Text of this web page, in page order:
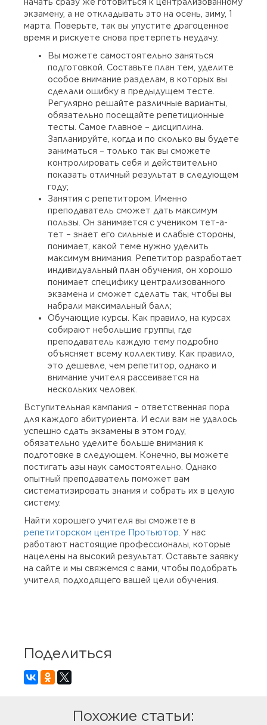
экзамену, а не откладывать это на осень, зиму, 1
марта. Поверьте, так вы упустите драгоценное
время и рискуете снова претерпеть неудачу.
Вы можете самостоятельно заняться
подготовкой. Составьте план тем, уделите
особое внимание разделам, в которых вы
сделали ошибку в предыдущем тесте.
Регулярно решайте различные варианты,
обязательно посещайте репетиционные
тесты. Самое главное – дисциплина.
Запланируйте, когда и по сколько вы будете
заниматься – только так вы сможете
контролировать себя и действительно
показать отличный результат в следующем
году;
Занятия с репетитором. Именно
преподаватель сможет дать максимум
пользы. Он занимается с учеником тет-а-
тет – знает его сильные и слабые стороны,
понимает, какой теме нужно уделить
максимум внимания. Репетитор разработает
индивидуальный план обучения, он хорошо
понимает специфику централизованного
экзамена и сможет сделать так, чтобы вы
набрали максимальный балл;
Обучающие курсы. Как правило, на курсах
собирают небольшие группы, где
преподаватель каждую тему подробно
объясняет всему коллективу. Как правило,
это дешевле, чем репетитор, однако и
внимание учителя рассеивается на
нескольких человек.
Вступительная кампания – ответственная пора
для каждого абитуриента. И если вам не удалось
успешно сдать экзамены в этом году,
обязательно уделите больше внимания к
подготовке в следующем. Конечно, вы можете
постигать азы наук самостоятельно. Однако
опытный преподаватель поможет вам
систематизировать знания и собрать их в целую
систему.
Найти хорошего учителя вы сможете в
репетиторском центре Протьютор . У нас
работают настоящие профессионалы, которые
нацелены на высокий результат. Оставьте заявку
на сайте и мы свяжемся с вами, чтобы подобрать
учителя, подходящего вашей цели обучения.
Поделиться
Похожие статьи: